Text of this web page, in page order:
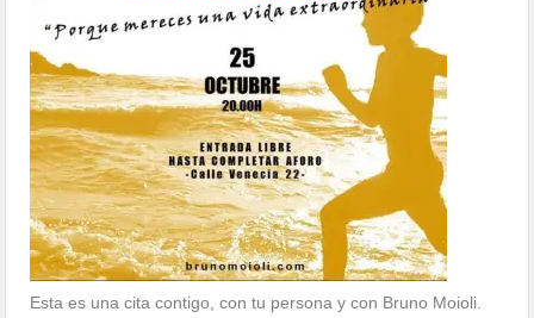
Esta es una cita contigo, con tu persona y con Bruno Moioli.